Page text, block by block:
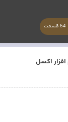
64قسمت
اکسل